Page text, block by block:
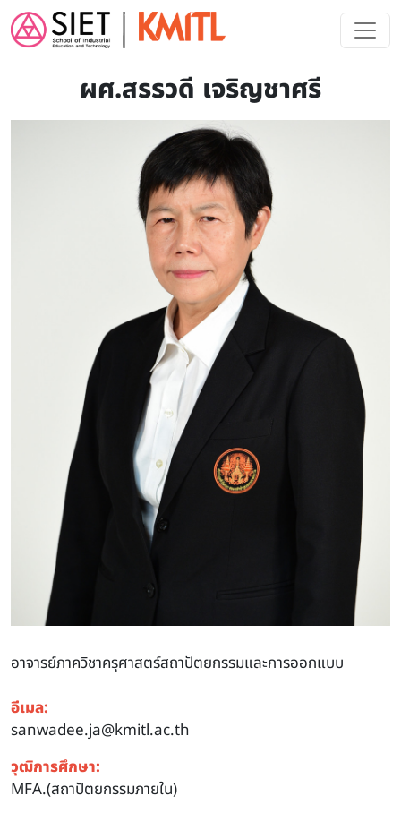
Skip to main content
ผศ.สรรวดี เจริญชาศรี
อาจารย์ภาควิชาครุศาสตร์สถาปัตยกรรมและการออกแบบ
อีเมล:
sanwadee.ja@kmitl.ac.th
วุฒิการศึกษา:
MFA.(สถาปัตยกรรมภายใน)